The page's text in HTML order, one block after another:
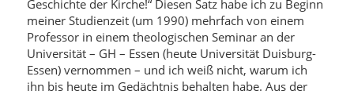
Geschichte der Kirche!“ Diesen Satz habe ich zu Beginn
meiner Studienzeit (um 1990) mehrfach von einem
Professor in einem theologischen Seminar an der
Universität – GH – Essen (heute Universität Duisburg-
Essen) vernommen – und ich weiß nicht, warum ich
ihn bis heute im Gedächtnis behalten habe. Aus der